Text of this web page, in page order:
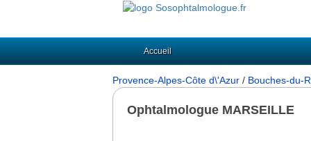
Accueil
Provence-Alpes-Côte d\'Azur / Bouches-du-
Ophtalmologue MARSEILLE